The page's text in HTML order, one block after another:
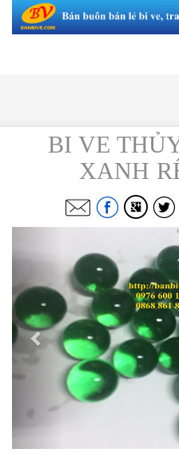
BI VE
XANH